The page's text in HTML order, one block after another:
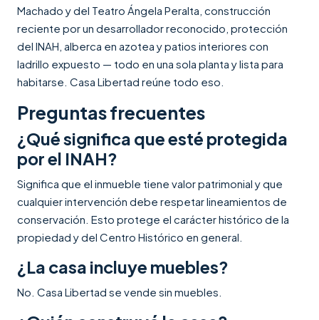
Machado y del Teatro Ángela Peralta, construcción
reciente por un desarrollador reconocido, protección
del INAH, alberca en azotea y patios interiores con
ladrillo expuesto — todo en una sola planta y lista para
habitarse. Casa Libertad reúne todo eso.
Preguntas frecuentes
¿Qué significa que esté protegida
por el INAH?
Significa que el inmueble tiene valor patrimonial y que
cualquier intervención debe respetar lineamientos de
conservación. Esto protege el carácter histórico de la
propiedad y del Centro Histórico en general.
¿La casa incluye muebles?
No. Casa Libertad se vende sin muebles.